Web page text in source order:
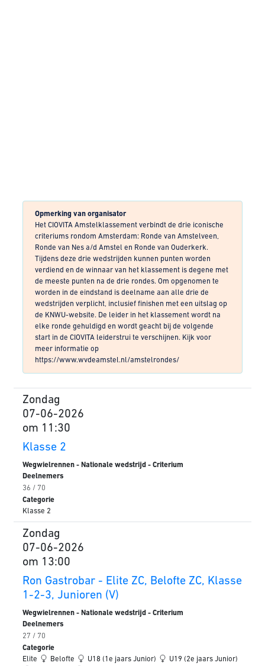
Opmerking van organisator
Het CIOVITA Amstelklassement verbindt de drie iconische
criteriums rondom Amsterdam: Ronde van Amstelveen,
Ronde van Nes a/d Amstel en Ronde van Ouderkerk.
Tijdens deze drie wedstrijden kunnen punten worden
verdiend en de winnaar van het klassement is degene met
de meeste punten na de drie rondes. Om opgenomen te
worden in de eindstand is deelname aan alle drie de
wedstrijden verplicht, inclusief finishen met een uitslag op
de KNWU-website. De leider in het klassement wordt na
elke ronde gehuldigd en wordt geacht bij de volgende
start in de CIOVITA leiderstrui te verschijnen. Kijk voor
meer informatie op
https://www.wvdeamstel.nl/amstelrondes/
Zondag
07-06-2026
om 11:30
Klasse 2
Wegwielrennen - Nationale wedstrijd - Criterium
Deelnemers
36 / 70
Categorie
Klasse 2
Zondag
07-06-2026
om 13:00
Ron Gastrobar - Elite ZC, Belofte ZC, Klasse
1-2-3, Junioren (V)
Wegwielrennen - Nationale wedstrijd - Criterium
Deelnemers
27 / 70
Categorie
Elite
Belofte U18 (1e jaars Junior)
U19 (2e jaars Junior)